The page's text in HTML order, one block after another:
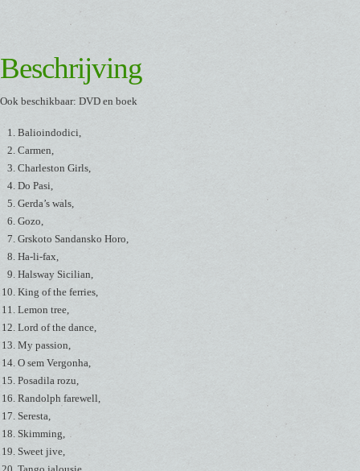
Beschrijving
Ook beschikbaar: DVD en boek
Balioindodici,
Carmen,
Charleston Girls,
Do Pasi,
Gerda’s wals,
Gozo,
Grskoto Sandansko Horo,
Ha-li-fax,
Halsway Sicilian,
King of the ferries,
Lemon tree,
Lord of the dance,
My passion,
O sem Vergonha,
Posadila rozu,
Randolph farewell,
Seresta,
Skimming,
Sweet jive,